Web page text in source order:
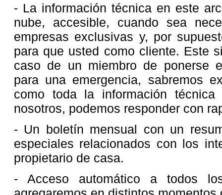
- La información técnica en este
nube, accesible, cuando sea
empresas exclusivas y, por
para que usted como cliente. Este
caso de un miembro de ponerse
para una emergencia, sabremos
como toda la información
nosotros, podemos responder con
- Un boletín mensual con un
especiales relacionados con los
propietario de casa.
- Acceso automático a todos